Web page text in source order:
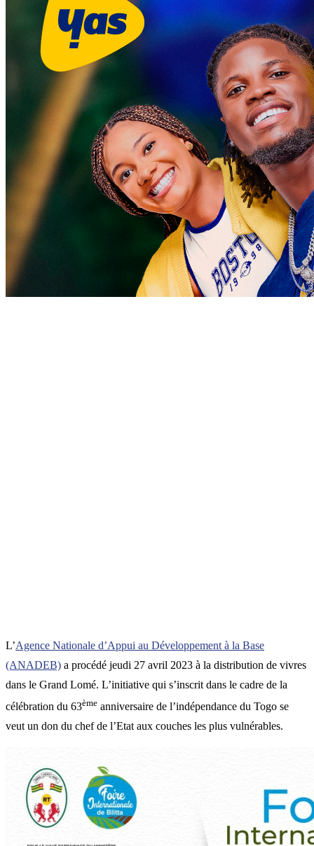
L’Agence Nationale d’Appui au Développement à la Base
(ANADEB) a procédé jeudi 27 avril 2023 à la distribution de vivres
dans le Grand Lomé. L’initiative qui s’inscrit dans le cadre de la
célébration du 63ème anniversaire de l’indépendance du Togo se
veut un don du chef de l’Etat aux couches les plus vulnérables.